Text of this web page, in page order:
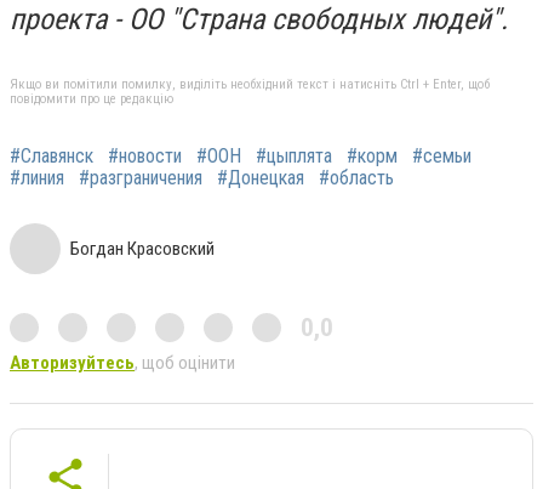
проекта - ОО "Страна свободных людей".
Якщо ви помітили помилку, виділіть необхідний текст і натисніть Ctrl + Enter, щоб
повідомити про це редакцію
#Славянск #новости #ООН #цыплята #корм
#семьи
#линия
#разграничения #Донецкая #область
Богдан Красовский
0,0
Авторизуйтесь, щоб оцінити